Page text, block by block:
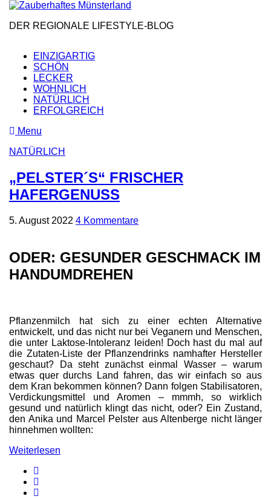
Skip
theDER REGIONALE LIFESTYLE-BLOG
EINZIGARTIG
SCHÖN
LECKER
WOHNLICH
NATÜRLICH
ERFOLGREICH
Menu
NATÜRLICH
„PELSTER´S“ FRISCHER
HAFERGENUSS
5. August 2022 4 Kommentare
ODER: GESUNDER GESCHMACK IM
HANDUMDREHEN
Pflanzenmilch hat sich zu einer echten Alternative
entwickelt, und das nicht nur bei Veganern und Menschen,
die unter Laktose-Intoleranz leiden! Doch hast du mal auf
die Zutaten-Liste der Pflanzendrinks namhafter Hersteller
geschaut? Da steht zunächst einmal Wasser – warum
etwas quer durchs Land fahren, das wir einfach so aus
dem Kran bekommen können? Dann folgen Stabilisatoren,
Verdickungsmittel und Aromen – mmmh, so wirklich
gesund und natürlich klingt das nicht, oder? Ein Zustand,
den Anika und Marcel Pelster aus Altenberge nicht länger
hinnehmen wollten:
Weiterlesen